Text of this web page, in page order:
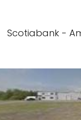
Scotiabank -